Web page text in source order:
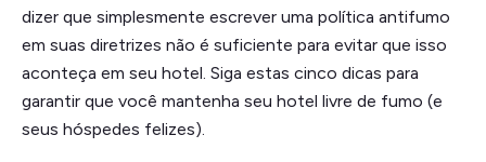
dizer que simplesmente escrever uma política antifumo
em suas diretrizes não é suficiente para evitar que isso
aconteça em seu hotel. Siga estas cinco dicas para
garantir que você mantenha seu hotel livre de fumo (e
seus hóspedes felizes).